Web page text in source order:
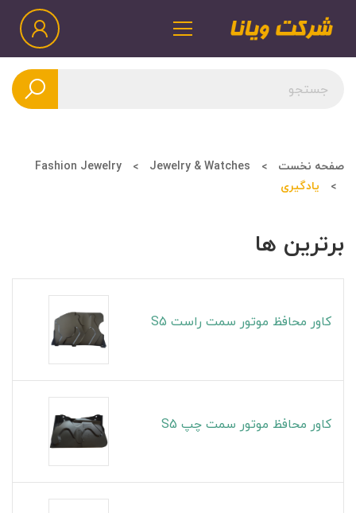
صفحه نخست Jewelry & Watches
Fashion Jewelry
یادگیری
برترین ها
کاور محافظ موتور سمت راست S5
کاور محافظ موتور سمت چپ S5